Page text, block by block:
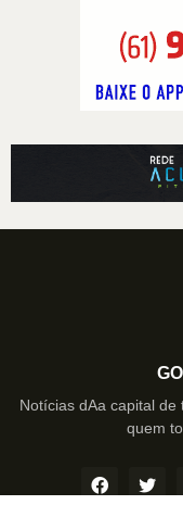
Notícias dAa capital
quem